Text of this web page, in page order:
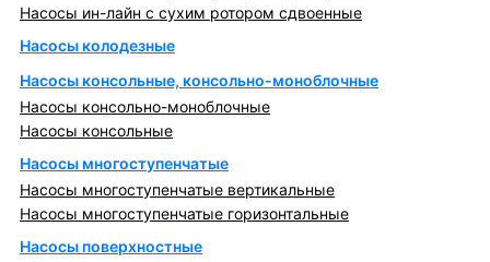
Насосы ин-лайн с сухим ротором сдвоенные
Насосы колодезные
Насосы консольные, консольно-моноблочные
Насосы консольно-моноблочные
Насосы консольные
Насосы многоступенчатые
Насосы многоступенчатые вертикальные
Насосы многоступенчатые горизонтальные
Насосы поверхностные